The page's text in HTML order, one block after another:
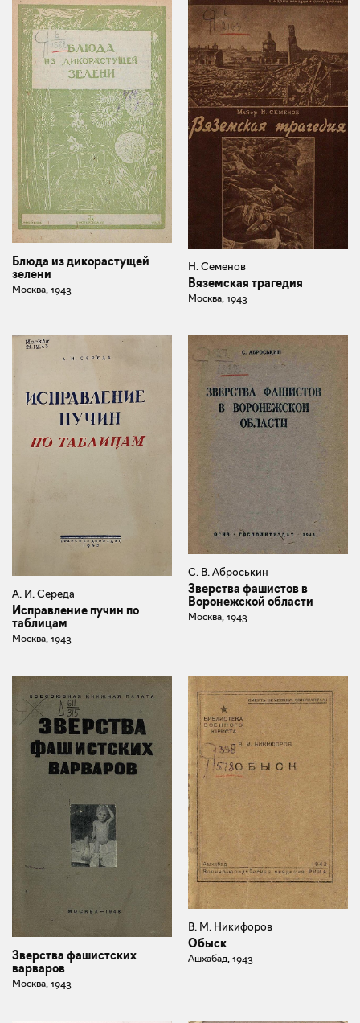
Блюда из дикорастущей
зелени
Москва, 1943
Н. Семенов
Вяземская трагедия
Москва, 1943
А. И. Середа
Исправление пучин по
таблицам
Москва, 1943
С. В. Аброськин
Зверства фашистов в
Воронежской области
Москва, 1943
Зверства фашистских
варваров
Москва, 1943
В. М. Никифоров
Обыск
Ашхабад, 1943